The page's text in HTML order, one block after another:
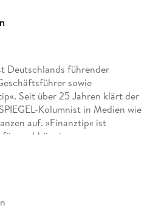
Deutschlands führender
sowie
Seit über 25 Jahren klärt der
Kolumnist in Medien wie
auf. »Finanztip« ist
unabhängige
Entscheidungen zu